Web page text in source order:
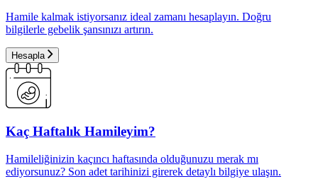
Hamile kalmak istiyorsanız ideal zamanı hesaplayın. Doğru
bilgilerle gebelik şansınızı artırın.
Hesapla
Kaç Haftalık Hamileyim?
Hamileliğinizin kaçıncı haftasında olduğunuzu merak mı
ediyorsunuz? Son adet tarihinizi girerek detaylı bilgiye ulaşın.